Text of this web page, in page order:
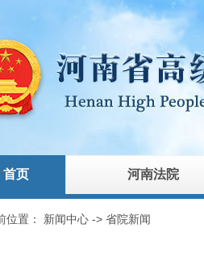
首页 河南法院
位置： 新闻中心 ->省院新闻